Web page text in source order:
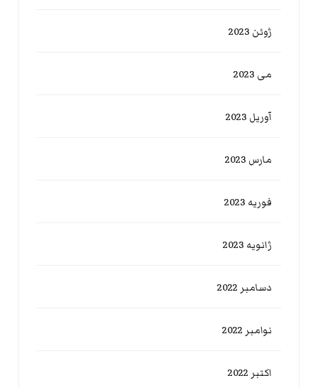
ژوئن 2023
می 2023
آوریل 2023
مارس 2023
فوریه 2023
ژانویه 2023
دسامبر 2022
نوامبر 2022
اکتبر 2022